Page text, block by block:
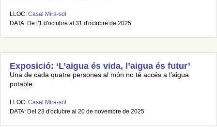
LLOC: Casal Mira-sol
DATA: De l'1 d'octubre al 31 d'octubre de 2025
Exposició: ‘L’aigua és vida, l’aigua és futur’
Una de cada quatre persones al món no té accés a l’aigua
potable.
LLOC: Casal Mira-sol
DATA: Del 23 d'octubre al 20 de novembre de 2025